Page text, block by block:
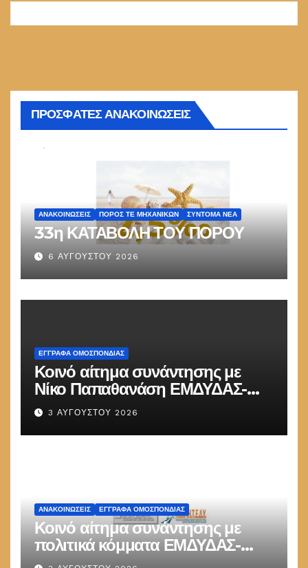
ΠΡΟΣΦΑΤΕΣ ΑΝΑΚΟΙΝΩΣΕΙΣ
ΑΝΑΚΟΙΝΏΣΕΙΣ ΠΌΡΟΣ ΤΕ ΜΗΧΑΝΙΚΏΝ ΣΎΝΤΟΜΑ ΝΈΑ
33η ΚΑΤΑΒΟΛΗ ΤΟΥ ΠΟΡΟΥ
6 ΑΥΓΟΎΣΤΟΥ 2026
ΕΓΓΡΑΦΑ ΟΜΟΣΠΟΝΔΙΑΣ
Κοινό αίτημα συνάντησης με
Νίκο Παπαθανάση ΕΜΔΥΔΑΣ-
ΠΟΜΗΤΕΔΥ
3 ΑΥΓΟΎΣΤΟΥ 2026
ΑΝΑΚΟΙΝΏΣΕΙΣ ΕΓΓΡΑΦΑ ΟΜΟΣΠΟΝΔΙΑΣ
Κοινό αίτημα συνάντησης με
πολιτικά κόμματα ΕΜΔΥΔΑΣ-
ΠΟΜΗΤΕΔΥ